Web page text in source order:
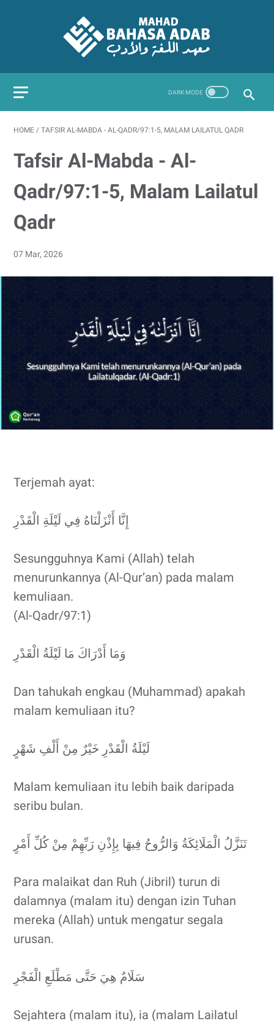
HOME / TAFSIR AL-MABDA - AL-QADR/97:1-5, MALAM LAILATUL QADR
Tafsir Al-Mabda - Al-
Qadr/97:1-5, Malam Lailatul
Qadr
07 Mar, 2026
Terjemah ayat:
إِنَّا أَنْزَلْنَاهُ فِي لَيْلَةِ الْقَدْرِ
Sesungguhnya Kami (Allah) telah
menurunkannya (Al-Qur’an) pada malam
kemuliaan.
(Al-Qadr/97:1)
وَمَا أَدْرَاكَ مَا لَيْلَةُ الْقَدْرِ
Dan tahukah engkau (Muhammad) apakah
malam kemuliaan itu?
لَيْلَةُ الْقَدْرِ خَيْرٌ مِنْ أَلْفِ شَهْرٍ
Malam kemuliaan itu lebih baik daripada
seribu bulan.
تَنَزَّلُ الْمَلَائِكَةُ وَالرُّوحُ فِيهَا بِإِذْنِ رَبِّهِمْ مِنْ كُلِّ أَمْرٍ
Para malaikat dan Ruh (Jibril) turun di
dalamnya (malam itu) dengan izin Tuhan
mereka (Allah) untuk mengatur segala
urusan.
سَلَامٌ هِيَ حَتَّى مَطْلَعِ الْفَجْرِ
Sejahtera (malam itu), ia (malam Lailatul